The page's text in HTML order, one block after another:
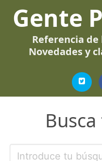
Gente
Referencia
Novedades y